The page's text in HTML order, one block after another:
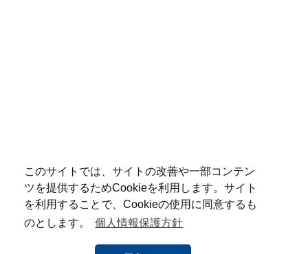
このサイトでは、サイトの改善や一部コンテン
ツを提供するためCookieを利用します。サイト
を利用することで、Cookieの使用に同意するも
のとします。
個人情報保護方針